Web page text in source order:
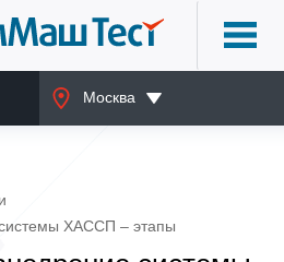
Москва
ХАССП – этапы